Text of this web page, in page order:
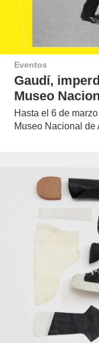
Eventos
Gaudí,
Museo
Hasta el 6 de
Museo Nacional